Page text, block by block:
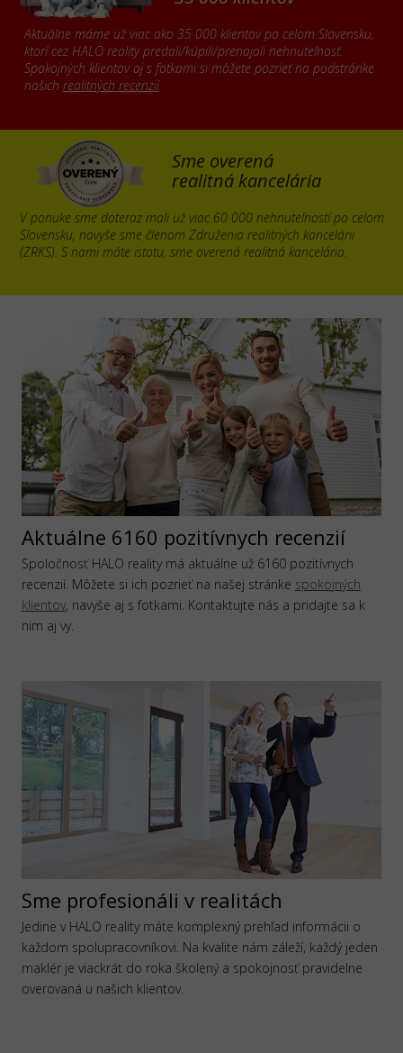
Aktuálne máme už viac ako 35 000 klientov po celom Slovensku,
ktorí cez HALO reality predali/kúpili/prenajali nehnuteľnosť.
Spokojných klientov aj s fotkami si môžete pozrieť na podstránke
našich realitných recenzií.
Sme overená
realitná kancelária
V ponuke sme doteraz mali už viac 60 000 nehnuteľností po celom
Slovensku, navyše sme členom Združenia realitných kancelárii
(ZRKS). S nami máte istotu, sme overená realitná kancelária.
Aktuálne 6160 pozitívnych recenzií
Spoločnosť HALO reality má aktuálne už 6160 pozitívnych
recenzií. Môžete si ich pozrieť na našej stránke spokojných
klientov, navyše aj s fotkami. Kontaktujte nás a pridajte sa k
nim aj vy.
Sme profesionáli v realitách
Jedine v HALO reality máte komplexný prehľad informácii o
každom spolupracovníkovi. Na kvalite nám záleží, každý jeden
maklér je viackrát do roka školený a spokojnosť pravidelne
overovaná u našich klientov.